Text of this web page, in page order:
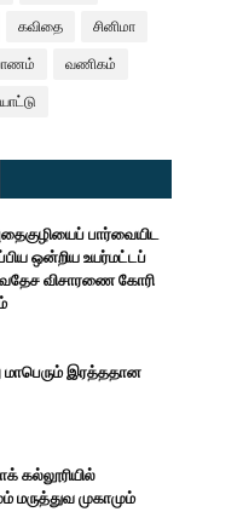
கவிதை சினிமா
வணிகம்
பார்வையிட
ஒன்றிய உயர்மட்டப்
விசாரணை கோரி
மாபெரும் இரத்ததான
கல்லூரியில்
மருத்துவ முகாமும்